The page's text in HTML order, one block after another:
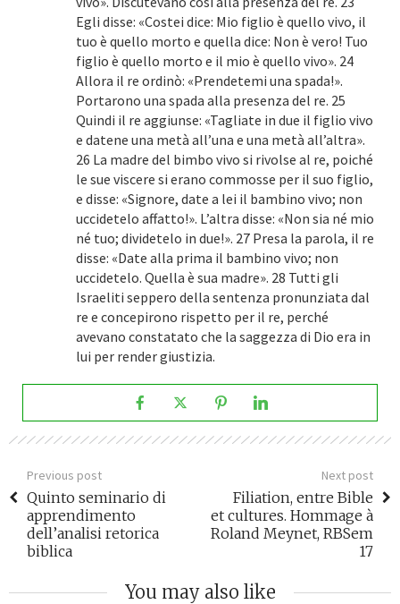
Egli disse: «Costei dice: Mio figlio è quello vivo, il
tuo è quello morto e quella dice: Non è vero! Tuo
figlio è quello morto e il mio è quello vivo». 24
Allora il re ordinò: «Prendetemi una spada!».
Portarono una spada alla presenza del re. 25
Quindi il re aggiunse: «Tagliate in due il figlio vivo
e datene una metà all’una e una metà all’altra».
26 La madre del bimbo vivo si rivolse al re, poiché
le sue viscere si erano commosse per il suo figlio,
e disse: «Signore, date a lei il bambino vivo; non
uccidetelo affatto!». L’altra disse: «Non sia né mio
né tuo; dividetelo in due!». 27 Presa la parola, il re
disse: «Date alla prima il bambino vivo; non
uccidetelo. Quella è sua madre». 28 Tutti gli
Israeliti seppero della sentenza pronunziata dal
re e concepirono rispetto per il re, perché
avevano constatato che la saggezza di Dio era in
lui per render giustizia.
Previous post
Quinto seminario di
apprendimento
dell’analisi retorica
biblica
Next post
Filiation, entre Bible
et cultures. Hommage à
Roland Meynet, RBSem
17
You may also like